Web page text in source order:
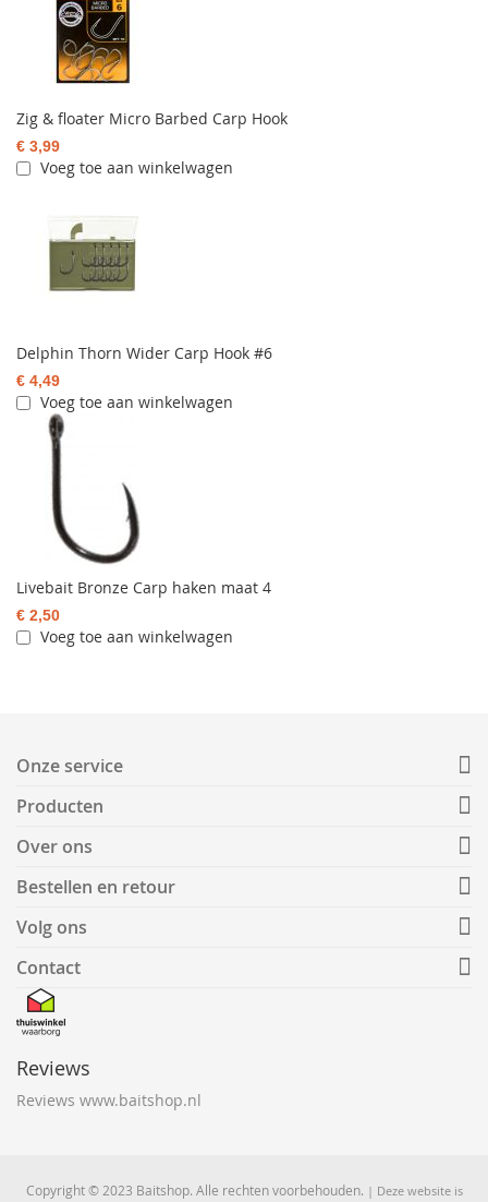
Zig & floater Micro Barbed Carp Hook
€ 3,99
Voeg toe aan winkelwagen
Delphin Thorn Wider Carp Hook #6
€ 4,49
Voeg toe aan winkelwagen
Livebait Bronze Carp haken maat 4
€ 2,50
Voeg toe aan winkelwagen
Onze service
Producten
Over ons
Bestellen en retour
Volg ons
Contact
Reviews
Reviews www.baitshop.nl
Copyright © 2023 Baitshop. Alle rechten voorbehouden. | Deze website is